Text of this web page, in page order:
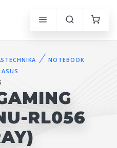
NOTEBOOK
ASUS
RL056